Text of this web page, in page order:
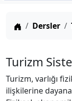
Anasayfa
Dersler
Turizm
Turizm, varlığı
ilişkilerine